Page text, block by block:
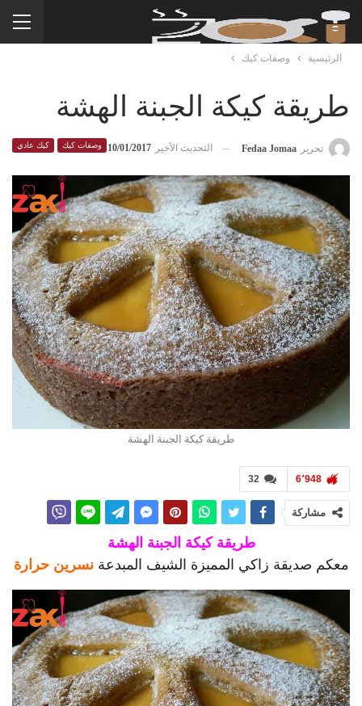
الرئيسية وصفات كيك
طريقة كيكة الجبنة الهشة
وصفات كيك كيك عادي تحرير Fedaa Jomaa التحديث الأخير 10/01/2017
طريقة كيكة الجبنة الهشة
32 6٬948
مشاركة
طريقة كيكة الجبنة الهشة
معكم صديقة زاكي المميزة الشيف المبدعة نسرين حرارة